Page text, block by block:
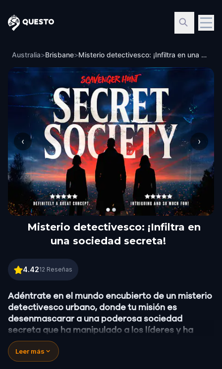
Questo
Australia>Brisbane> Misterio detectivesco: ¡Infiltra en una sociedad secreta!
‹ ›
Misterio detectivesco: ¡Infiltra en
una sociedad secreta!
Misterio detectivesco: ¡Infiltra en una sociedad
4.4212 Reseñas
Adéntrate en el mundo encubierto de un misterio
detectivesco urbano, donde tu misión es
desenmascarar a una poderosa sociedad
secreta que ha manipulado a los líderes y ha
dado forma a los acontecimientos mundiales
desde las sombras durante siglos.
Un informante ha aparecido con información
Leer más